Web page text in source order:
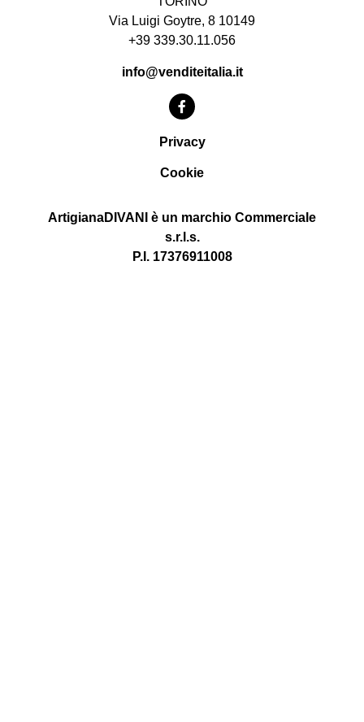
Via Luigi Goytre, 8 10149
+39 339.30.11.056
info@venditeitalia.it
Privacy
Cookie
ArtigianaDIVANI è un marchio Commerciale
s.r.l.s.
P.I. 17376911008